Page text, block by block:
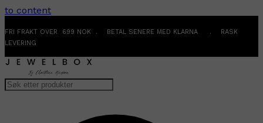
to content
FRI FRAKT OVER 699 NOK . BETAL SENERE MED KLARNA . RASK
LEVERING